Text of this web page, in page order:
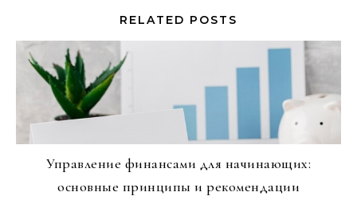
RELATED POSTS
Управление финансами для начинающих:
основные принципы и рекомендации